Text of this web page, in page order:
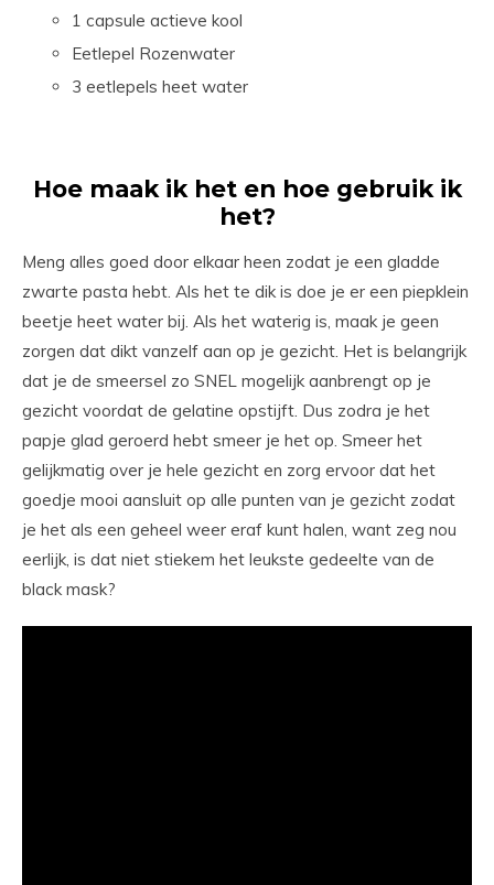
1 capsule actieve kool
Eetlepel Rozenwater
3 eetlepels heet water
Hoe maak ik het en hoe gebruik ik
het?
Meng alles goed door elkaar heen zodat je een gladde
zwarte pasta hebt. Als het te dik is doe je er een piepklein
beetje heet water bij. Als het waterig is, maak je geen
zorgen dat dikt vanzelf aan op je gezicht. Het is belangrijk
dat je de smeersel zo SNEL mogelijk aanbrengt op je
gezicht voordat de gelatine opstijft. Dus zodra je het
papje glad geroerd hebt smeer je het op. Smeer het
gelijkmatig over je hele gezicht en zorg ervoor dat het
goedje mooi aansluit op alle punten van je gezicht zodat
je het als een geheel weer eraf kunt halen, want zeg nou
eerlijk, is dat niet stiekem het leukste gedeelte van de
black mask?